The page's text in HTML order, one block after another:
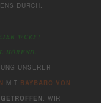
DURCH.
WURF!
HÖREND.
UNSERER
MIT BAYBARO VON
. WIR